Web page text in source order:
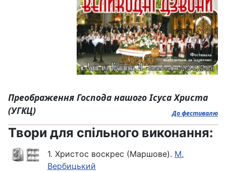
Преображення Господа нашого Ісуса Христа
(УГКЦ)
До фестивалю
Твори для спільного виконання:
1. Христос воскрес (Маршове). М.
Вербицький